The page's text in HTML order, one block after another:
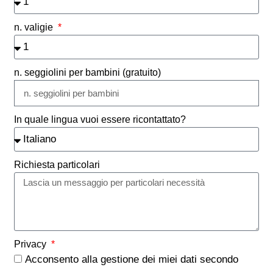
n. valigie
n. seggiolini per bambini (gratuito)
In quale lingua vuoi essere ricontattato?
Richiesta particolari
Privacy
Acconsento alla gestione dei miei dati secondo